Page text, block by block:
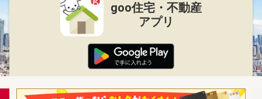
goo住宅・不動産
アプリ